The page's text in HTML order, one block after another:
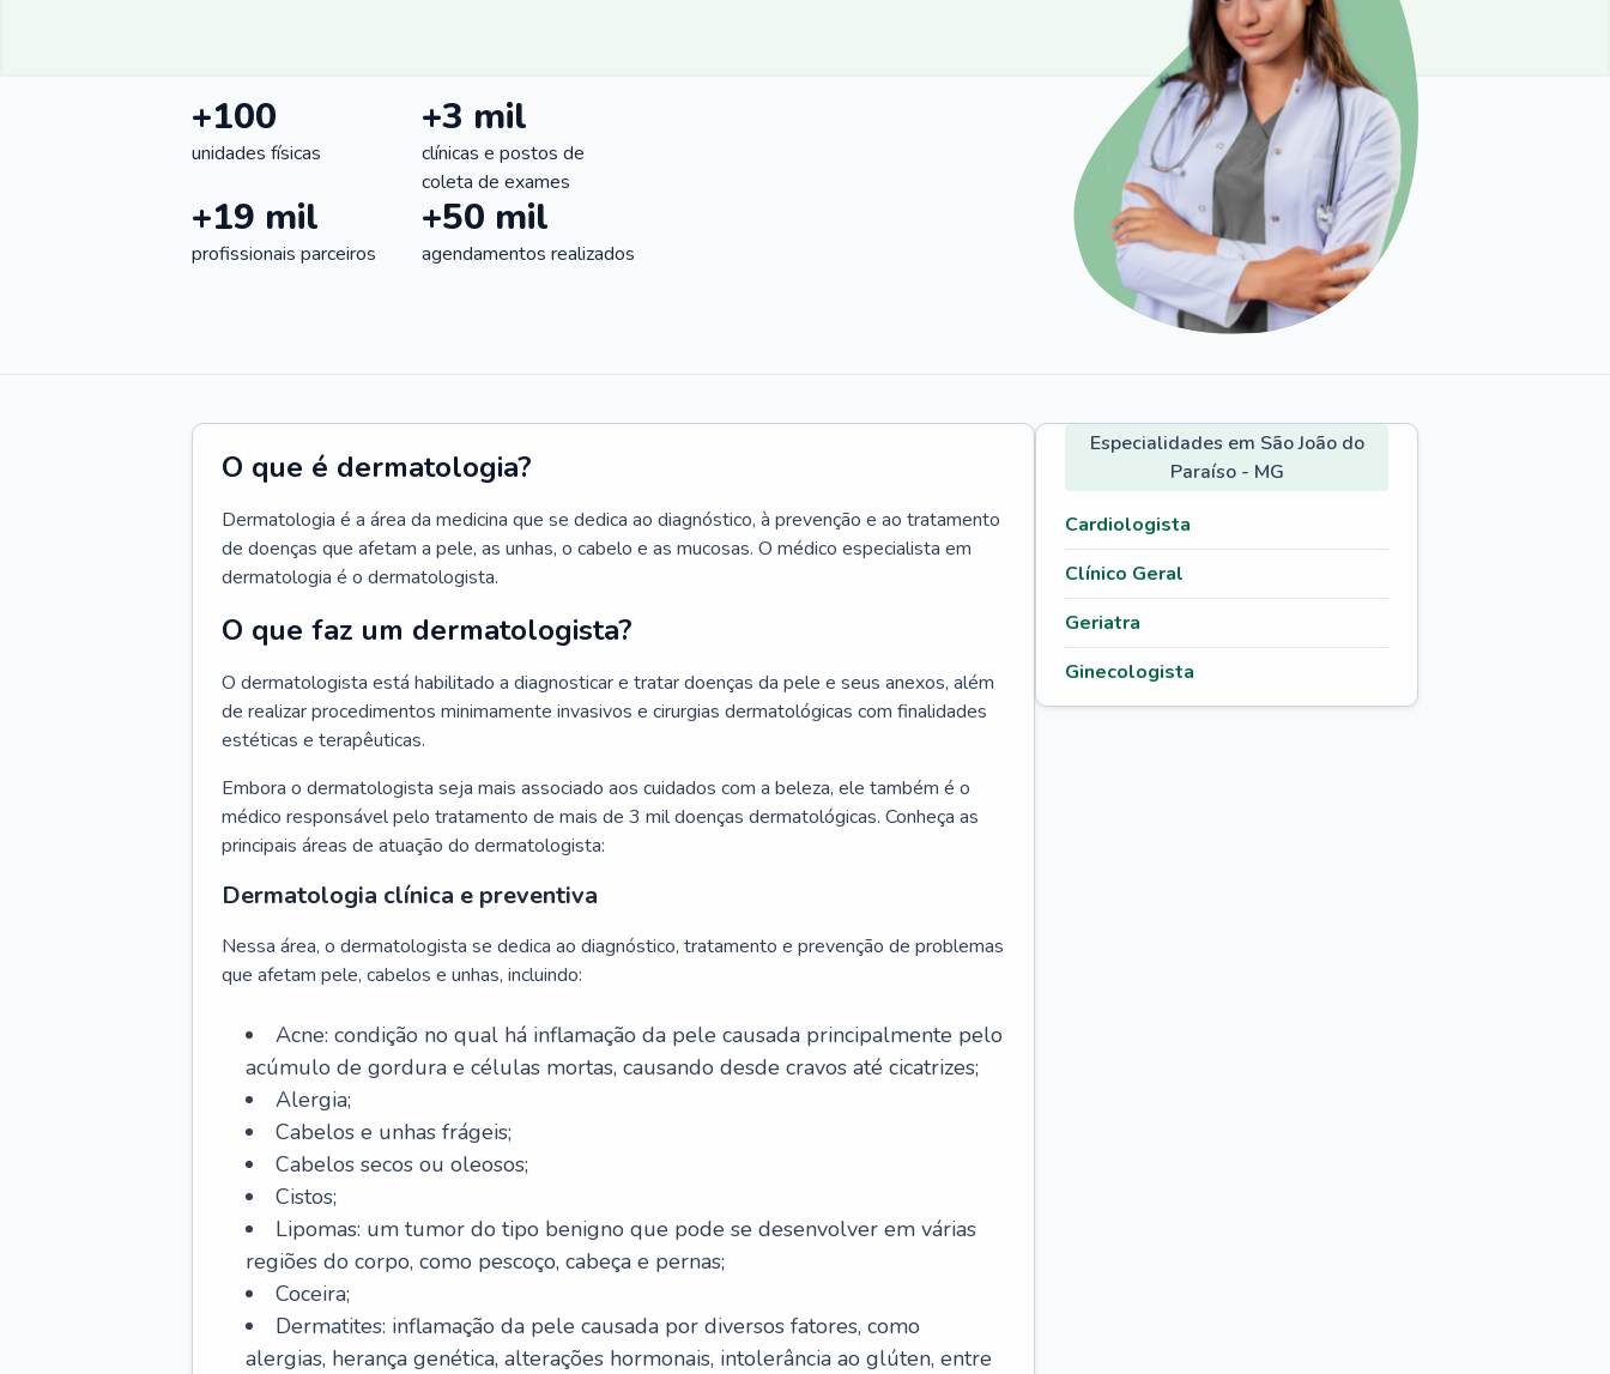
+100
unidades físicas
+3 mil
clínicas e postos de
coleta de exames
+19 mil
profissionais parceiros
+50 mil
agendamentos realizados
O que é dermatologia?
Dermatologia é a área da medicina que se dedica ao diagnóstico, à prevenção e ao tratamento
de doenças que afetam a pele, as unhas, o cabelo e as mucosas. O médico especialista em
dermatologia é o dermatologista.
O que faz um dermatologista?
O dermatologista está habilitado a diagnosticar e tratar doenças da pele e seus anexos, além
de realizar procedimentos minimamente invasivos e cirurgias dermatológicas com finalidades
estéticas e terapêuticas.
Embora o dermatologista seja mais associado aos cuidados com a beleza, ele também é o
médico responsável pelo tratamento de mais de 3 mil doenças dermatológicas. Conheça as
principais áreas de atuação do dermatologista:
Dermatologia clínica e preventiva
Nessa área, o dermatologista se dedica ao diagnóstico, tratamento e prevenção de problemas
que afetam pele, cabelos e unhas, incluindo:
Acne: condição no qual há inflamação da pele causada principalmente pelo
acúmulo de gordura e células mortas, causando desde cravos até cicatrizes;
Alergia;
Cabelos e unhas frágeis;
Cabelos secos ou oleosos;
Cistos;
Lipomas: um tumor do tipo benigno que pode se desenvolver em várias
regiões do corpo, como pescoço, cabeça e pernas;
Coceira;
Dermatites: inflamação da pele causada por diversos fatores, como
alergias, herança genética, alterações hormonais, intolerância ao glúten, entre
Especialidades em São João do
Paraíso - MG
Cardiologista
Clínico Geral
Geriatra
Ginecologista